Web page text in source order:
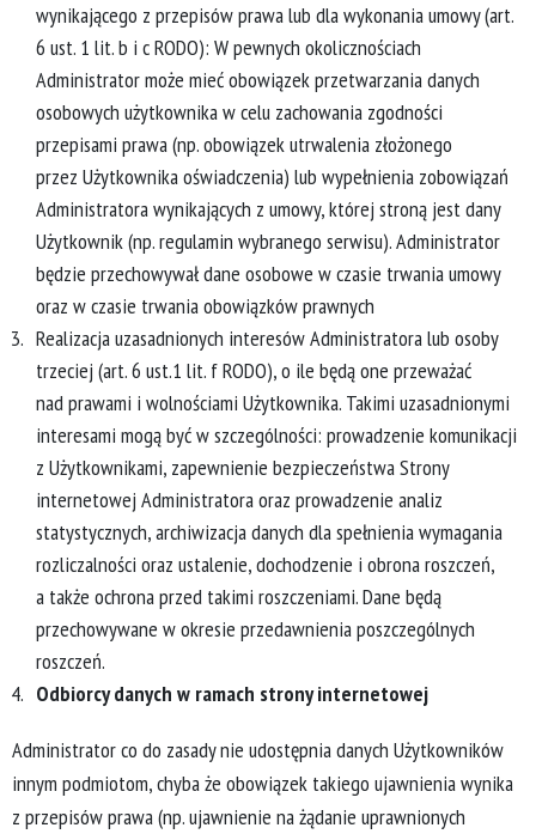
wynikającego z przepisów prawa lub dla wykonania umowy (art.
6 ust. 1 lit. b i c RODO): W pewnych okolicznościach
Administrator może mieć obowiązek przetwarzania danych
osobowych użytkownika w celu zachowania zgodności
przepisami prawa (np. obowiązek utrwalenia złożonego
przez Użytkownika oświadczenia) lub wypełnienia zobowiązań
Administratora wynikających z umowy, której stroną jest dany
Użytkownik (np. regulamin wybranego serwisu). Administrator
będzie przechowywał dane osobowe w czasie trwania umowy
oraz w czasie trwania obowiązków prawnych
Realizacja uzasadnionych interesów Administratora lub osoby
trzeciej (art. 6 ust.1 lit. f RODO), o ile będą one przeważać
nad prawami i wolnościami Użytkownika. Takimi uzasadnionymi
interesami mogą być w szczególności: prowadzenie komunikacji
z Użytkownikami, zapewnienie bezpieczeństwa Strony
internetowej Administratora oraz prowadzenie analiz
statystycznych, archiwizacja danych dla spełnienia wymagania
rozliczalności oraz ustalenie, dochodzenie i obrona roszczeń,
a także ochrona przed takimi roszczeniami. Dane będą
przechowywane w okresie przedawnienia poszczególnych
roszczeń.
Odbiorcy danych w ramach strony internetowej
Administrator co do zasady nie udostępnia danych Użytkowników
innym podmiotom, chyba że obowiązek takiego ujawnienia wynika
z przepisów prawa (np. ujawnienie na żądanie uprawnionych